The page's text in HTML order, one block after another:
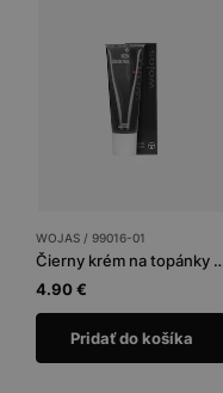
WOJAS / 99016-01
Čierny krém na
4.90 €
Pridať do košíka